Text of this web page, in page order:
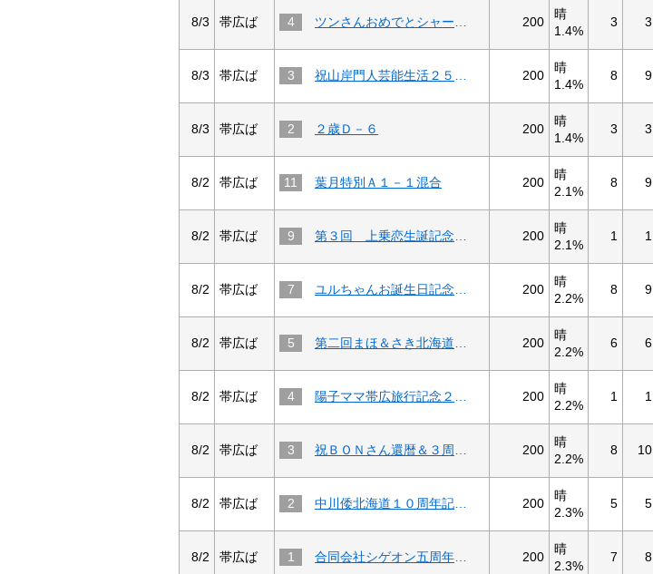
8/3 帯広ば 4 ツンさんおめでとシャーっ！２歳Ｃ－１ 200
晴
1.4%
3 3
8/3 帯広ば 3 祝山岸門人芸能生活２５周年２歳Ｄ－３ 200
晴
1.4%
8 9
8/3 帯広ば 2 ２歳Ｄ－６ 200
晴
1.4%
3 3
8/2 帯広ば 11 葉月特別Ａ１－１混合 200
晴
2.1%
8 9
8/2 帯広ば 9 第３回 上乗恋生誕記念Ｂ３－５ 200
晴
2.1%
1 1
8/2 帯広ば 7 ユルちゃんお誕生日記念２歳Ａ－２ 200
晴
2.2%
8 9
8/2 帯広ば 5 第二回まほ＆さき北海道記念Ｃ２－３ 200
晴
2.2%
6 6
8/2 帯広ば 4 陽子ママ帯広旅行記念２歳Ｂ－４ 200
晴
2.2%
1 1
8/2 帯広ば 3 祝ＢＯＮさん還暦＆３周年２歳Ｃ－４ 200
晴
2.2%
8 10
8/2 帯広ば 2 中川倭北海道１０周年記念杯２歳Ｄ－２ 200
晴
2.3%
5 5
8/2 帯広ば 1 合同会社シゲオン五周年杯Ｃ２－７ 200
晴
2.3%
7 8